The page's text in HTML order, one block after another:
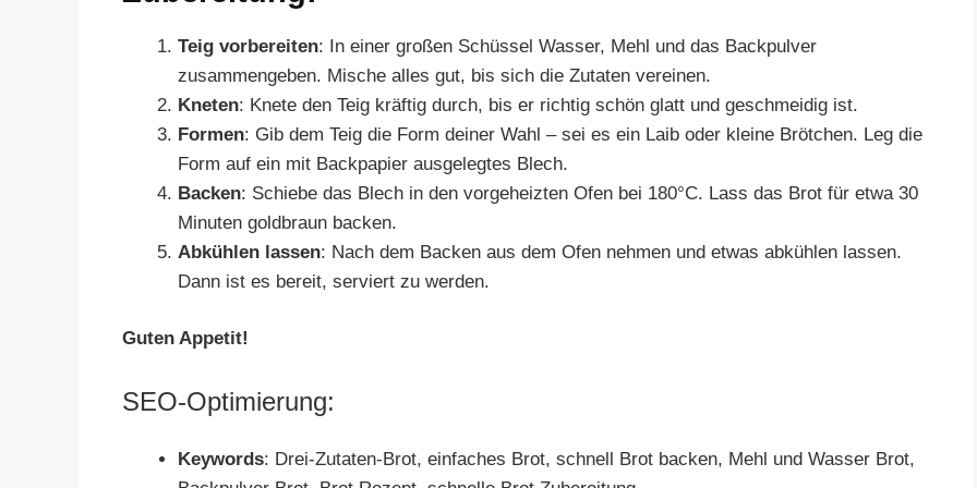
Teig vorbereiten: In einer großen Schüssel Wasser, Mehl und das Backpulver
zusammengeben. Mische alles gut, bis sich die Zutaten vereinen.
Kneten: Knete den Teig kräftig durch, bis er richtig schön glatt und geschmeidig ist.
Formen: Gib dem Teig die Form deiner Wahl – sei es ein Laib oder kleine Brötchen. Leg die
Form auf ein mit Backpapier ausgelegtes Blech.
Backen: Schiebe das Blech in den vorgeheizten Ofen bei 180°C. Lass das Brot für etwa 30
Minuten goldbraun backen.
Abkühlen lassen: Nach dem Backen aus dem Ofen nehmen und etwas abkühlen lassen.
Dann ist es bereit, serviert zu werden.
Guten Appetit!
SEO-Optimierung:
Keywords: Drei-Zutaten-Brot, einfaches Brot, schnell Brot backen, Mehl und Wasser Brot,